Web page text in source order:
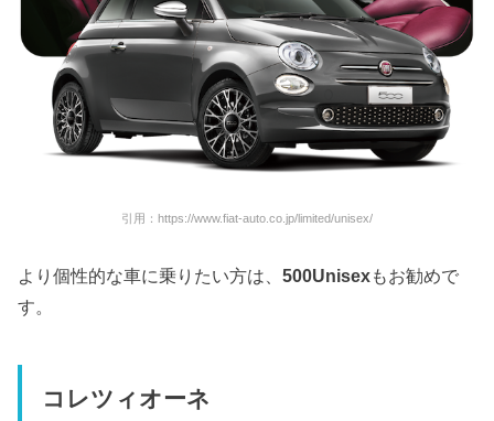
引用：https://www.fiat-auto.co.jp/limited/unisex/
より個性的な車に乗りたい方は、500Unisexもお勧めで
す。
コレツィオーネ